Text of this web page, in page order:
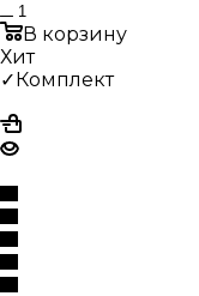
В корзину
Хит
✓Комплект